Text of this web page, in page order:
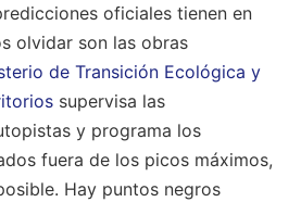
oficiales tienen en
olvidar son las obras
de Transición Ecológica y
supervisa las
y programa los
fuera de los picos máximos,
Hay puntos negros